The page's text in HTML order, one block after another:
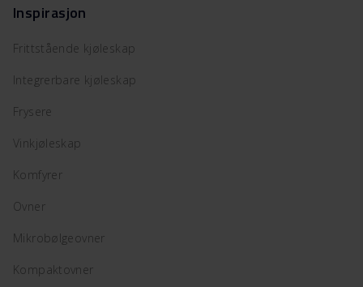
Inspirasjon
Frittstående kjøleskap
Integrerbare kjøleskap
Frysere
Vinkjøleskap
Komfyrer
Ovner
Mikrobølgeovner
Kompaktovner